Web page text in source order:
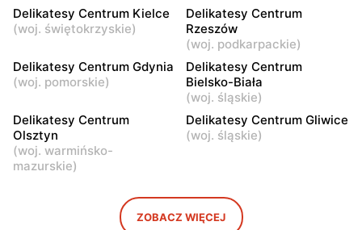
Piastów, ul. Witolda
Pileckiego 2
Warszawa, ul. Pontonierów
11
Łomianki, ul. Warszawska
27
Ożarów Mazowiecki, ul.
Partyzantów 10
Delikatesy Centrum
Nowa Wola, ul. Ignacego
Krasickiego 110
Delikatesy Centrum
Konstancin-Jeziorna, ul.
Delikatesy Centrum Kielce
(woj. świętokrzyskie)
Delikatesy Centrum
Rzeszów
(woj. podkarpackie)
Delikatesy Centrum Gdynia
(woj. pomorskie)
Delikatesy Centrum
Bielsko-Biała
(woj. śląskie)
Delikatesy Centrum
Olsztyn
(woj. warmińsko-
mazurskie)
Delikatesy Centrum Gliwice
(woj. śląskie)
ZOBACZ WIĘCEJ